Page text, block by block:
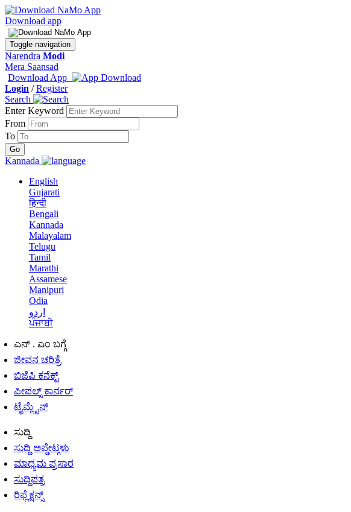
Download app
Toggle navigation
Narendra Modi
Mera Saansad
Download App
Login /Register
Search
Enter Keyword
From
To
Kannada
English
Gujarati
हिन्दी
Bengali
Kannada
Malayalam
Telugu
Tamil
Marathi
Assamese
Manipuri
Odia
اردو
ਪੰਜਾਬੀ
ಎನ್ . ಎಂ ಬಗ್ಗೆ
ಜೀವನ ಚರಿತ್ರೆ
ಬಿಜೆಪಿ ಕನೆಕ್ಟ್
ಪೀಪಲ್ಸ್ ಕಾರ್ನರ್
ಟೈಮ್ಲೈನ್
ಸುದ್ದಿ
ಸುದ್ದಿ ಅಪ್ಡೇಟ್ಗಳು
ಮಾಧ್ಯಮ ಪ್ರಸಾರ
ಸುದ್ದಿಪತ್ರ
ರಿಫ್ಲೆಕ್ಷನ್ಸ್